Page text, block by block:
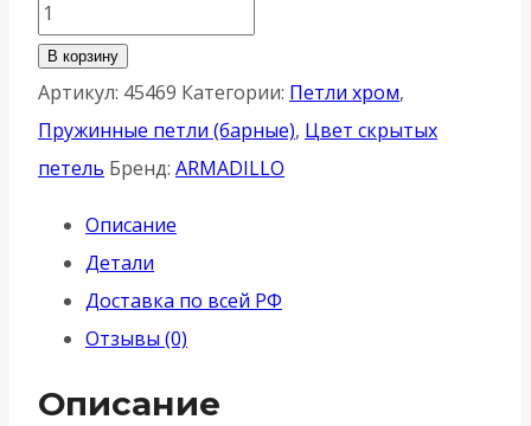
Количество
товара
Петля
Armadillo
(
пружинная
Aldeghi
ALH.100.4
В корзину
Артикул: 45469 Категории: Петли хром,
Пружинные петли (барные), Цвет скрытых
петель Бренд: ARMADILLO
Описание
Детали
Доставка по всей РФ
Отзывы (0)
Описание